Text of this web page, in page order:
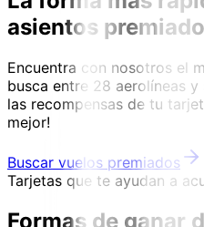
asientos
Encuentra con nosotros el
busca entre 28 aerolíneas
las recompensas de tu
mejor!
Buscar vuelos premiados
Tarjetas que te ayudan a
Formas de ganar